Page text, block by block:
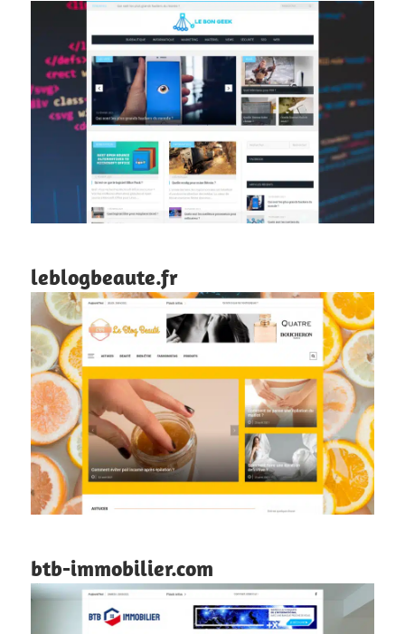
leblogbeaute.fr
btb-immobilier.com